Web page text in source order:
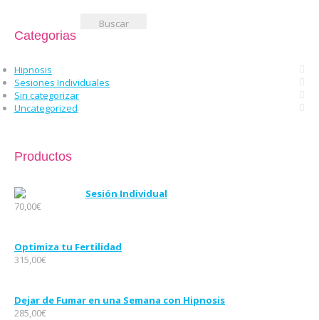
Categorias
Hipnosis
Sesiones Individuales
Sin categorizar
Uncategorized
Productos
Sesión Individual
70,00€
Optimiza tu Fertilidad
315,00€
Dejar de Fumar en una Semana con Hipnosis
285,00€